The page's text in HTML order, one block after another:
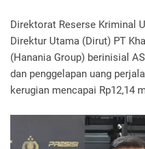
Direktorat Reserse Kriminal
Direktur Utama (Dirut) PT
(Hanania Group) berinisial
dan penggelapan uang
kerugian mencapai Rp12,14